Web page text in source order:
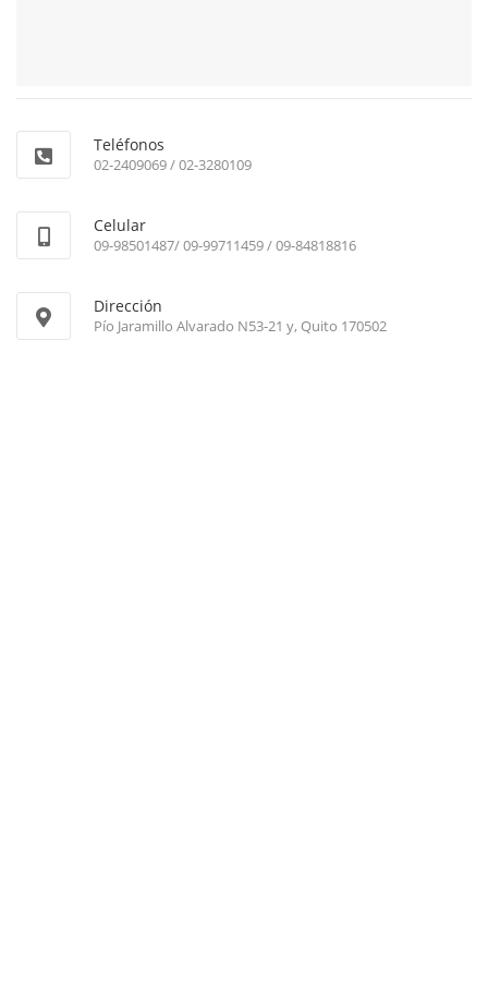
Teléfonos
02-2409069 / 02-3280109
Celular
09-98501487/ 09-99711459 / 09-84818816
Dirección
Pío Jaramillo Alvarado N53-21 y, Quito 170502